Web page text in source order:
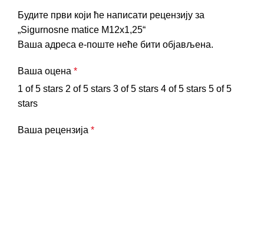
Будите први који ће написати рецензију за
„Sigurnosne matice M12x1,25“
Ваша адреса е-поште неће бити објављена.
Ваша оцена *
1 of 5 stars 2 of 5 stars 3 of 5 stars 4 of 5 stars 5 of 5
stars
Ваша рецензија *